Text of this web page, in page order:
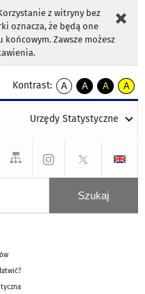
z witryny bez
oznacza, że będą one
Zawsze możesz
Kontrast:
A
kontrast
A
kontrast
tekst
czarnym
A
kontrast
tekst
czarnym
A
tekst
żółtym
Urzędy Statystyczne